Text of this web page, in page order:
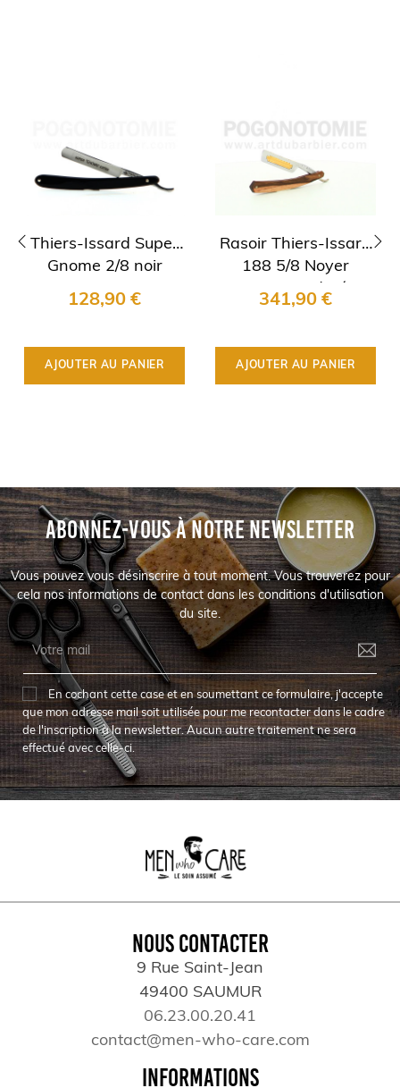
Thiers-Issard Super
Gnome 2/8 noir
128,90 €
AJOUTER AU PANIER
Rasoir Thiers-Issard
188 5/8 Noyer
Diamant doré
341,90 €
AJOUTER AU PANIER
ABONNEZ-VOUS À NOTRE NEWSLETTER
Vous pouvez vous désinscrire à tout moment. Vous trouverez pour
cela nos informations de contact dans les conditions d'utilisation
du site.
En cochant cette case et en soumettant ce formulaire, j'accepte
que mon adresse mail soit utilisée pour me recontacter dans le cadre
de l'inscription à la newsletter. Aucun autre traitement ne sera
effectué avec celle-ci.
NOUS CONTACTER
9 Rue Saint-Jean
49400 SAUMUR
06.23.00.20.41
contact@men-who-care.com
INFORMATIONS